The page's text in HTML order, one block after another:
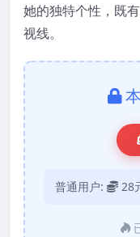
她的独特个性，既
视线。
普通用户: 28